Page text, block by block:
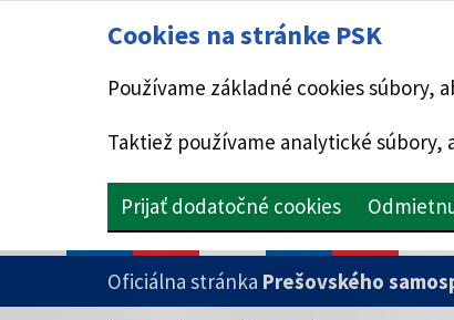
Cookies na stránke PSK
Používame základné cookies súbory,
Taktiež používame analytické
Prijať dodatočné cookies
PRESKOČIŤ NA HLAVNÝ OBSAH
Oficiálna stránka Prešovského